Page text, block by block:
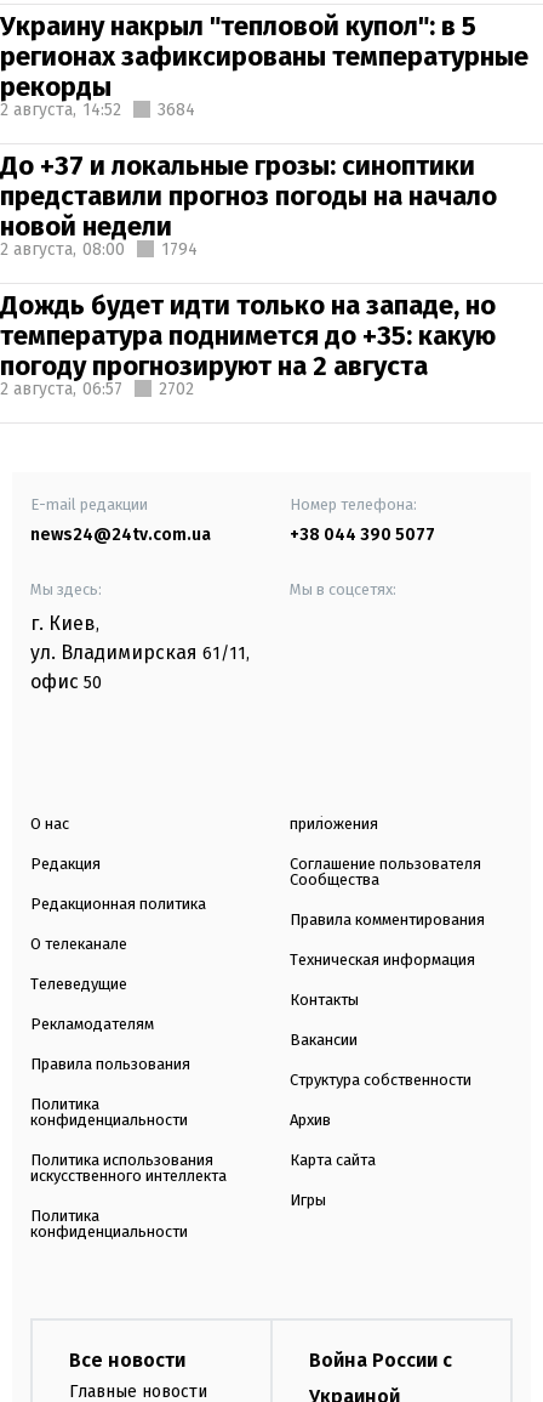
Украину накрыл "тепловой купол": в 5
регионах зафиксированы температурные
рекорды
2 августа, 14:52 3684
До +37 и локальные грозы: синоптики
представили прогноз погоды на начало
новой недели
2 августа, 08:00 1794
Дождь будет идти только на западе, но
температура поднимется до +35: какую
погоду прогнозируют на 2 августа
2 августа, 06:57 2702
E-mail редакции
news24@24tv.com.ua
Номер телефона:
+38 044 390 5077
Мы здесь:
г. Киев,
ул. Владимирская 61/11,
офис 50
Мы в соцсетях:
О нас
Редакция
Редакционная политика
О телеканале
Телеведущие
Рекламодателям
Правила пользования
Политика
конфиденциальности
Политика использования
искусственного интеллекта
Политика
конфиденциальности
приложения
Соглашение пользователя
Сообщества
Правила комментирования
Техническая информация
Контакты
Вакансии
Структура собственности
Архив
Карта сайта
Игры
Все новости
Главные новости
Война России с
Украиной